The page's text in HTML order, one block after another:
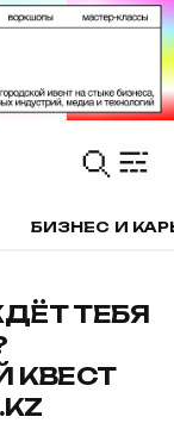
БИЗНЕС И
ТЕБЯ
КВЕСТ